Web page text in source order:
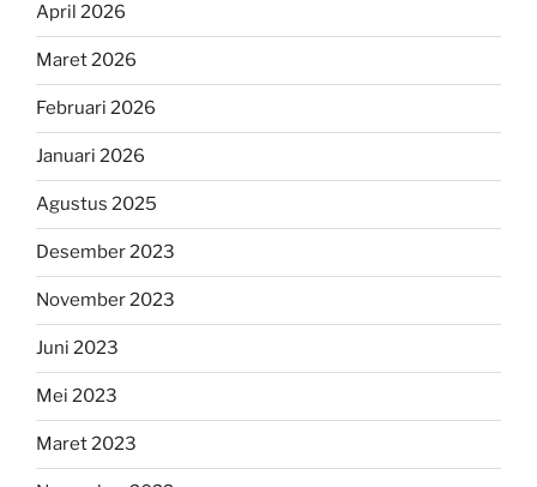
April 2026
Maret 2026
Februari 2026
Januari 2026
Agustus 2025
Desember 2023
November 2023
Juni 2023
Mei 2023
Maret 2023